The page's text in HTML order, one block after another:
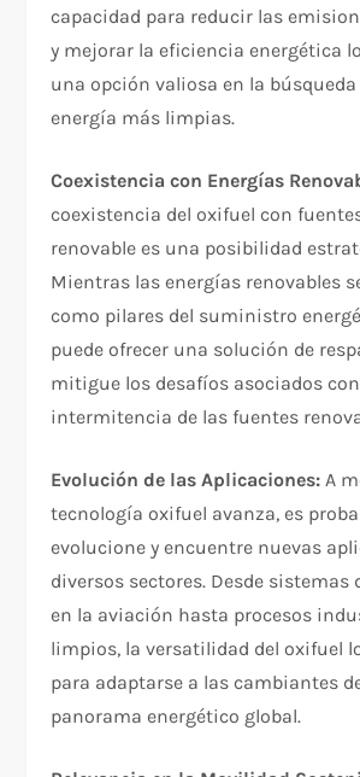
capacidad para reducir las
y mejorar la eficiencia energética
una opción valiosa en la
energía más limpias.
Coexistencia con Energías
coexistencia del oxifuel con
renovable es una posibilidad
Mientras las energías renovables
como pilares del suministro
puede ofrecer una solución de
mitigue los desafíos asociados
intermitencia de las fuentes
Evolución de las Aplicaciones: A
tecnología oxifuel avanza, es
evolucione y encuentre nuevas
diversos sectores. Desde sistemas
en la aviación hasta procesos
limpios, la versatilidad del oxifuel
para adaptarse a las cambiantes
panorama energético global.